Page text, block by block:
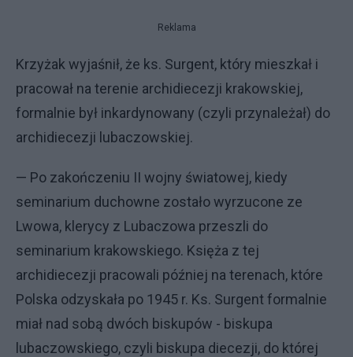
Reklama
Krzyżak wyjaśnił, że ks. Surgent, który mieszkał i
pracował na terenie archidiecezji krakowskiej,
formalnie był inkardynowany (czyli przynależał) do
archidiecezji lubaczowskiej.
— Po zakończeniu II wojny światowej, kiedy
seminarium duchowne zostało wyrzucone ze
Lwowa, klerycy z Lubaczowa przeszli do
seminarium krakowskiego. Księża z tej
archidiecezji pracowali później na terenach, które
Polska odzyskała po 1945 r. Ks. Surgent formalnie
miał nad sobą dwóch biskupów - biskupa
lubaczowskiego, czyli biskupa diecezji, do której